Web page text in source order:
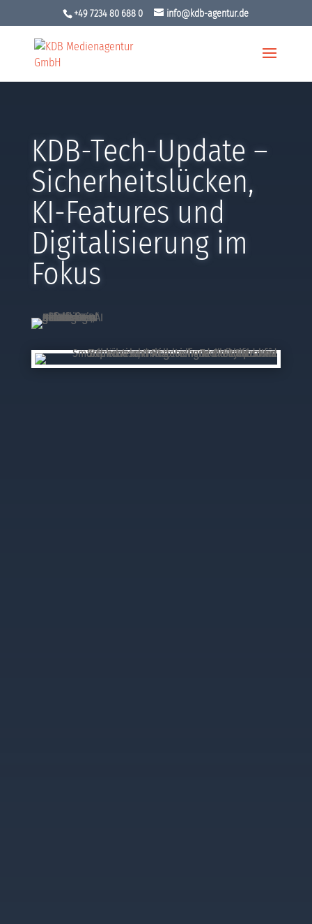
+49 7234 80 688 0 info@kdb-agentur.de
KDB-Tech-Update –
Sicherheitslücken,
KI-Features und
Digitalisierung im
Fokus